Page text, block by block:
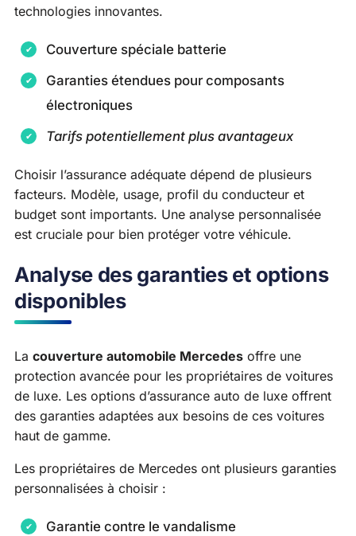
technologies innovantes.
Couverture spéciale batterie
Garanties étendues pour composants
électroniques
Tarifs potentiellement plus avantageux
Choisir l’assurance adéquate dépend de plusieurs
facteurs. Modèle, usage, profil du conducteur et
budget sont importants. Une analyse personnalisée
est cruciale pour bien protéger votre véhicule.
Analyse des garanties et options
disponibles
La couverture automobile Mercedes offre une
protection avancée pour les propriétaires de voitures
de luxe. Les options d’assurance auto de luxe offrent
des garanties adaptées aux besoins de ces voitures
haut de gamme.
Les propriétaires de Mercedes ont plusieurs garanties
personnalisées à choisir :
Garantie contre le vandalisme